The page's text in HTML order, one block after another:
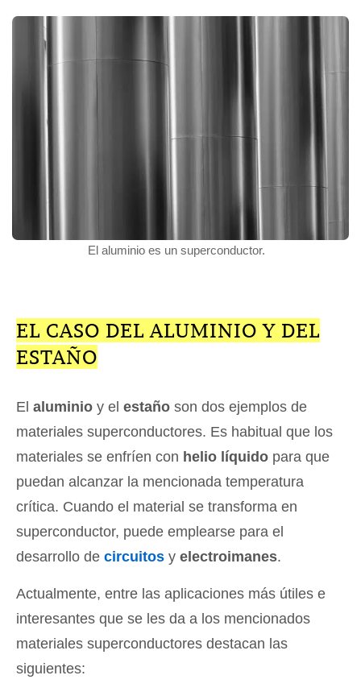
El aluminio es un superconductor.
EL CASO DEL ALUMINIO Y DEL
ESTAÑO
El aluminio y el estaño son dos ejemplos de
materiales superconductores. Es habitual que los
materiales se enfríen con helio líquido para que
puedan alcanzar la mencionada temperatura
crítica. Cuando el material se transforma en
superconductor, puede emplearse para el
desarrollo de circuitos y electroimanes.
Actualmente, entre las aplicaciones más útiles e
interesantes que se les da a los mencionados
materiales superconductores destacan las
siguientes: